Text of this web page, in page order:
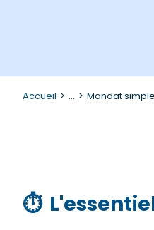
Accueil ... Mandat
⏱